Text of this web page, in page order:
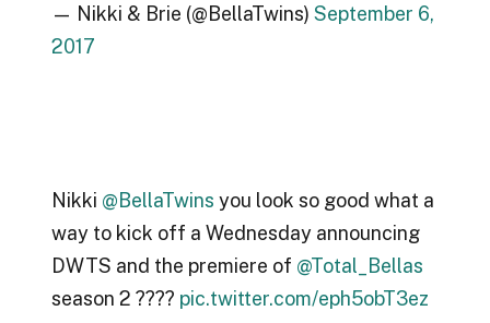
— Nikki & Brie (@BellaTwins) September 6,
2017
Nikki @BellaTwins you look so good what a
way to kick off a Wednesday announcing
DWTS and the premiere of @Total_Bellas
season 2 ???? pic.twitter.com/eph5obT3ez